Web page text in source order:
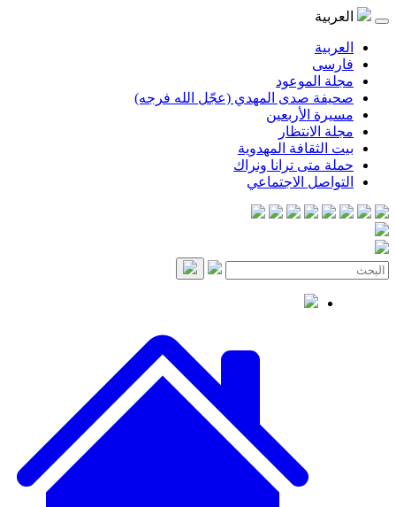
المهدي (عجّل الله فرجه)
المهدوية
ترانا ونراك
الاجتماعي